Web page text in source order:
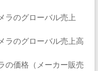
のグローバル売上
のグローバル売上高
の価格（メーカー販売